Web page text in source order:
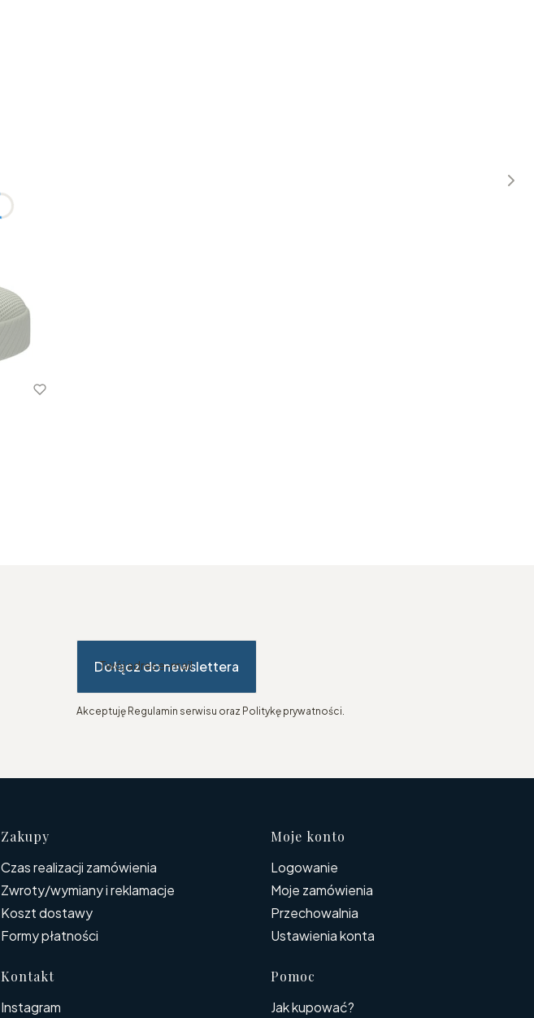
Twój adres e-mail
Dołącz do newslettera
Akceptuję Regulamin serwisu oraz Politykę prywatności.
Linki w stopce
Zakupy
Czas realizacji zamówienia
Zwroty/wymiany i reklamacje
Koszt dostawy
Formy płatności
Moje konto
Logowanie
Moje zamówienia
Przechowalnia
Ustawienia konta
Kontakt
Instagram
Pomoc
Jak kupować?